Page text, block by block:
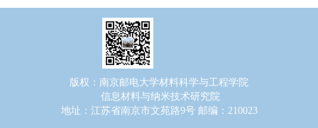
版权：南京邮电大学材料科学与工程学院
信息材料与纳米技术研究院
地址：江苏省南京市文苑路9号 邮编：210023